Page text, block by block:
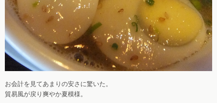
お会計を見てあまりの安さに驚いた。
貿易風が戻り爽やか夏模様。